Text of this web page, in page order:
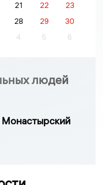
21 22
23
28 29
30
4 5 6
людей
Монастырский